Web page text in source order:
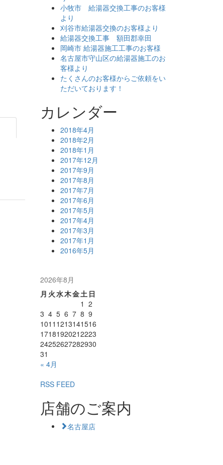
小牧市 給湯器交換工事のお客様
より
刈谷市給湯器交換のお客様より
給湯器交換工事 額田郡幸田
岡崎市 給湯器施工工事のお客様
名古屋市守山区の給湯器施工のお
客様より
たくさんのお客様からご依頼をい
ただいております！
カレンダー
2018年4月
2018年2月
2018年1月
2017年12月
2017年9月
2017年8月
2017年7月
2017年6月
2017年5月
2017年4月
2017年3月
2017年1月
2016年5月
2026年8月
月 火水木金土 日
« 4月
1 2
3 4 5 6 7 8 9
1011 1213141516
17181920212223
24252627282930
31
RSS FEED
店舗のご案内
名古屋店